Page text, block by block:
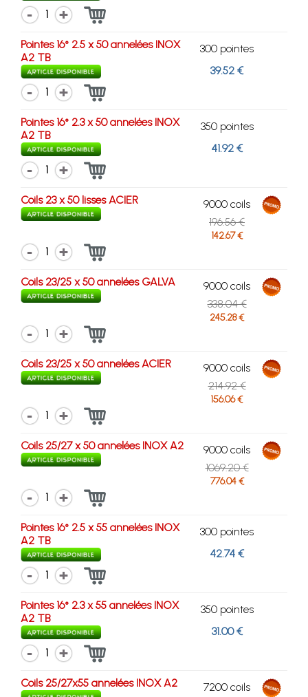
1
Pointes 16° 2.5 x 50 annelées INOX
A2 TB
300 pointes
39.52 €
1
Pointes 16° 2.3 x 50 annelées INOX
A2 TB
350 pointes
41.92 €
1
Coils 23 x 50 lisses ACIER
9000 coils
196.56 €
142.67 €
1
Coils 23/25 x 50 annelées GALVA
9000 coils
338.04 €
245.28 €
1
Coils 23/25 x 50 annelées ACIER
9000 coils
214.92 €
156.06 €
1
Coils 25/27 x 50 annelées INOX A2
9000 coils
1069.20 €
776.04 €
1
Pointes 16° 2.5 x 55 annelées INOX
A2 TB
300 pointes
42.74 €
1
Pointes 16° 2.3 x 55 annelées INOX
A2 TB
350 pointes
31.00 €
1
Coils 25/27x55 annelées INOX A2
7200 coils